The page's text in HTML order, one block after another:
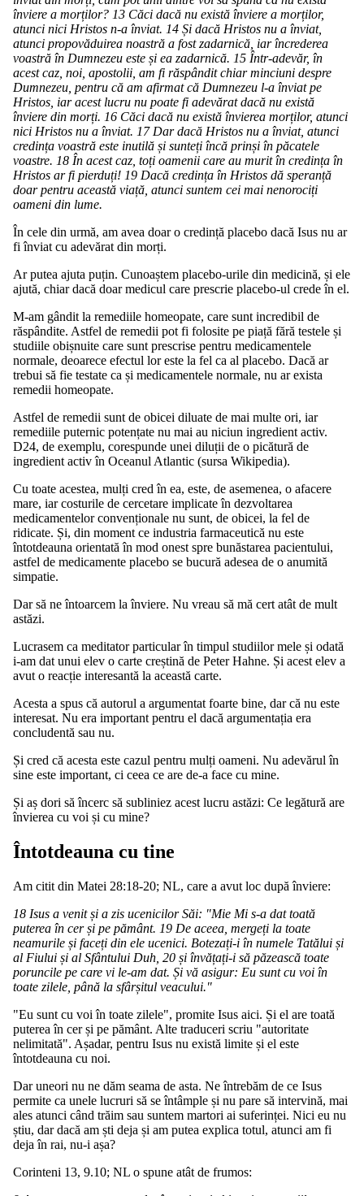
înviere a morților? 13 Căci dacă nu există înviere a morților,
atunci nici Hristos n-a înviat. 14 Și dacă Hristos nu a înviat,
atunci propovăduirea noastră a fost zadarnică, iar încrederea
voastră în Dumnezeu este și ea zadarnică. 15 Într-adevăr, în
acest caz, noi, apostolii, am fi răspândit chiar minciuni despre
Dumnezeu, pentru că am afirmat că Dumnezeu l-a înviat pe
Hristos, iar acest lucru nu poate fi adevărat dacă nu există
înviere din morți. 16 Căci dacă nu există învierea morților, atunci
nici Hristos nu a înviat. 17 Dar dacă Hristos nu a înviat, atunci
credința voastră este inutilă și sunteți încă prinși în păcatele
voastre. 18 În acest caz, toți oamenii care au murit în credința în
Hristos ar fi pierduți! 19 Dacă credința în Hristos dă speranță
doar pentru această viață, atunci suntem cei mai nenorociți
oameni din lume.
În cele din urmă, am avea doar o credință placebo dacă Isus nu ar
fi înviat cu adevărat din morți.
Ar putea ajuta puțin. Cunoaștem placebo-urile din medicină, și ele
ajută, chiar dacă doar medicul care prescrie placebo-ul crede în el.
M-am gândit la remediile homeopate, care sunt incredibil de
răspândite. Astfel de remedii pot fi folosite pe piață fără testele și
studiile obișnuite care sunt prescrise pentru medicamentele
normale, deoarece efectul lor este la fel ca al placebo. Dacă ar
trebui să fie testate ca și medicamentele normale, nu ar exista
remedii homeopate.
Astfel de remedii sunt de obicei diluate de mai multe ori, iar
remediile puternic potențate nu mai au niciun ingredient activ.
D24, de exemplu, corespunde unei diluții de o picătură de
ingredient activ în Oceanul Atlantic (sursa Wikipedia).
Cu toate acestea, mulți cred în ea, este, de asemenea, o afacere
mare, iar costurile de cercetare implicate în dezvoltarea
medicamentelor convenționale nu sunt, de obicei, la fel de
ridicate. Și, din moment ce industria farmaceutică nu este
întotdeauna orientată în mod onest spre bunăstarea pacientului,
astfel de medicamente placebo se bucură adesea de o anumită
simpatie.
Dar să ne întoarcem la înviere. Nu vreau să mă cert atât de mult
astăzi.
Lucrasem ca meditator particular în timpul studiilor mele și odată
i-am dat unui elev o carte creștină de Peter Hahne. Și acest elev a
avut o reacție interesantă la această carte.
Acesta a spus că autorul a argumentat foarte bine, dar că nu este
interesat. Nu era important pentru el dacă argumentația era
concludentă sau nu.
Și cred că acesta este cazul pentru mulți oameni. Nu adevărul în
sine este important, ci ceea ce are de-a face cu mine.
Și aș dori să încerc să subliniez acest lucru astăzi: Ce legătură are
învierea cu voi și cu mine?
Întotdeauna cu tine
Am citit din Matei 28:18-20; NL, care a avut loc după înviere:
18 Isus a venit și a zis ucenicilor Săi: "Mie Mi s-a dat toată
puterea în cer și pe pământ. 19 De aceea, mergeți la toate
neamurile și faceți din ele ucenici. Botezați-i în numele Tatălui și
al Fiului și al Sfântului Duh, 20 și învățați-i să păzească toate
poruncile pe care vi le-am dat. Și vă asigur: Eu sunt cu voi în
toate zilele, până la sfârșitul veacului."
"Eu sunt cu voi în toate zilele", promite Isus aici. Și el are toată
puterea în cer și pe pământ. Alte traduceri scriu "autoritate
nelimitată". Așadar, pentru Isus nu există limite și el este
întotdeauna cu noi.
Dar uneori nu ne dăm seama de asta. Ne întrebăm de ce Isus
permite ca unele lucruri să se întâmple și nu pare să intervină, mai
ales atunci când trăim sau suntem martori ai suferinței. Nici eu nu
știu, dar dacă am ști deja și am putea explica totul, atunci am fi
deja în rai, nu-i așa?
Corinteni 13, 9.10; NL o spune atât de frumos: